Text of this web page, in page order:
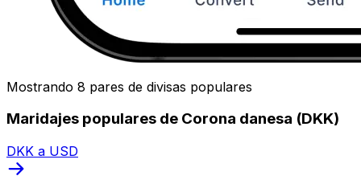
Mostrando 8 pares de divisas populares
Maridajes populares de Corona danesa (DKK)
DKK a USD